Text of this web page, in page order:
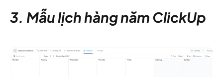
3. Mẫu lịch hàng năm ClickUp